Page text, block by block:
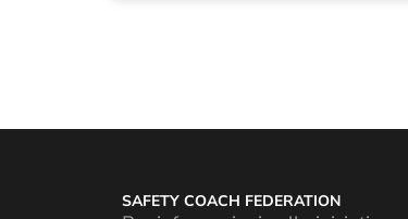
SAFETY COACH FEDERATION